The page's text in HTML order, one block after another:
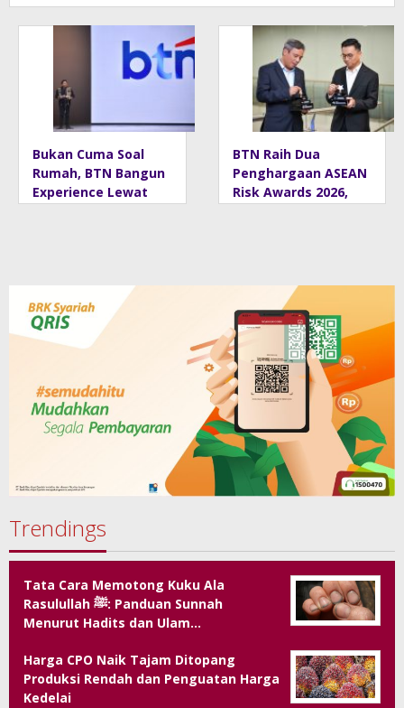
nal
Perkuat
Pertumbu
Berkelanj
utan
JADI 2,99%
133
Persen,
Digitalisa
si
Finansial
Masif
Bukan Cuma Soal
Rumah, BTN Bangun
Experience Lewat
BTN Raih Dua
Penghargaan ASEAN
Risk Awards 2026,
Pertumbuhan
Berkelanjutan
Trendings
Tata Cara Memotong Kuku Ala
Rasulullah ﷺ: Panduan Sunnah
Menurut Hadits dan Ulam…
Harga CPO Naik Tajam Ditopang
Produksi Rendah dan Penguatan Harga
Kedelai